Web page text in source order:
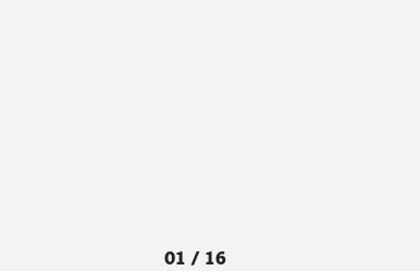
01 / 16